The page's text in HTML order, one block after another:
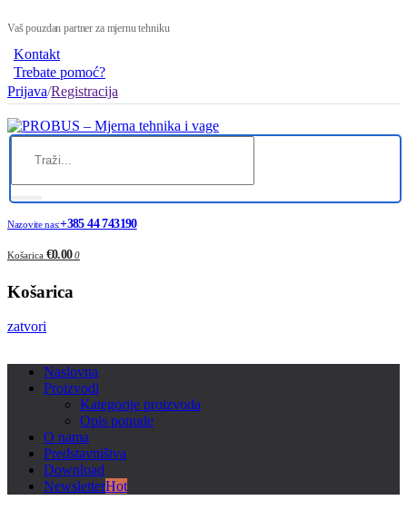
Vaš pouzdan partner za mjernu tehniku
Kontakt
Trebate pomoć?
Prijava/Registracija
Nazovite nas:+385 44 743190
Košarica €0.00 0
Košarica
zatvori
Naslovna
Proizvodi
Kategorije proizvoda
Opis ponude
O nama
Predstavništva
Download
NewsletterHot